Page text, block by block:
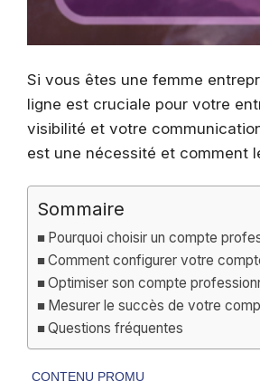
Si vous êtes une femme
ligne est cruciale pour votre
visibilité et votre
est une nécessité et comment
Sommaire
Pourquoi choisir un compte
Comment configurer votre
Optimiser son compte
Mesurer le succès de votre
Questions fréquentes